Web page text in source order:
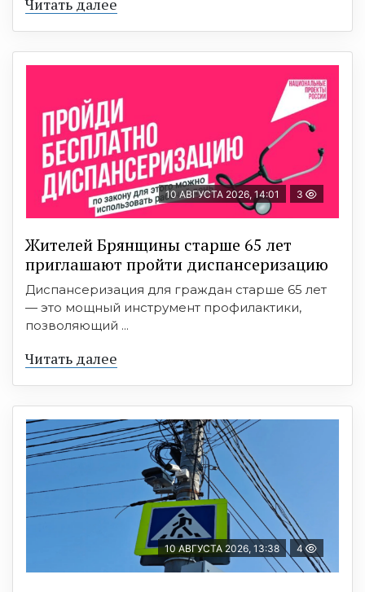
Читать далее
10 АВГУСТА 2026, 14:01 3
Жителей Брянщины старше 65 лет
приглашают пройти диспансеризацию
Диспансеризация для граждан старше 65 лет
— это мощный инструмент профилактики,
позволяющий ...
Читать далее
10 АВГУСТА 2026, 13:38 4